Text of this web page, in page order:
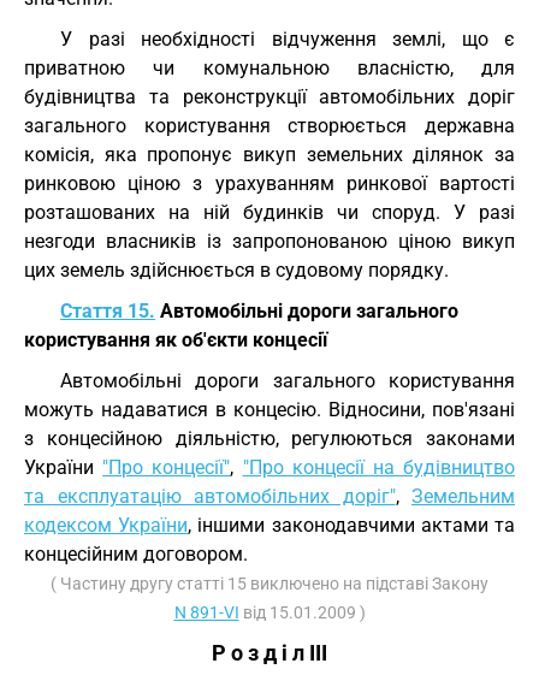
У разі необхідності відчуження землі, що є
приватною чи комунальною власністю, для
будівництва та реконструкції автомобільних доріг
загального користування створюється державна
комісія, яка пропонує викуп земельних ділянок за
ринковою ціною з урахуванням ринкової вартості
розташованих на ній будинків чи споруд. У разі
незгоди власників із запропонованою ціною викуп
цих земель здійснюється в судовому порядку.
Стаття 15. Автомобільні дороги загального
користування як об'єкти концесії
Автомобільні дороги загального користування
можуть надаватися в концесію. Відносини, пов'язані
з концесійною діяльністю, регулюються законами
України "Про концесії", "Про концесії на будівництво
та експлуатацію автомобільних доріг", Земельним
кодексом України, іншими законодавчими актами та
концесійним договором.
( Частину другу статті 15 виключено на підставі Закону
N 891-VI від 15.01.2009 )
Р о з д і л III